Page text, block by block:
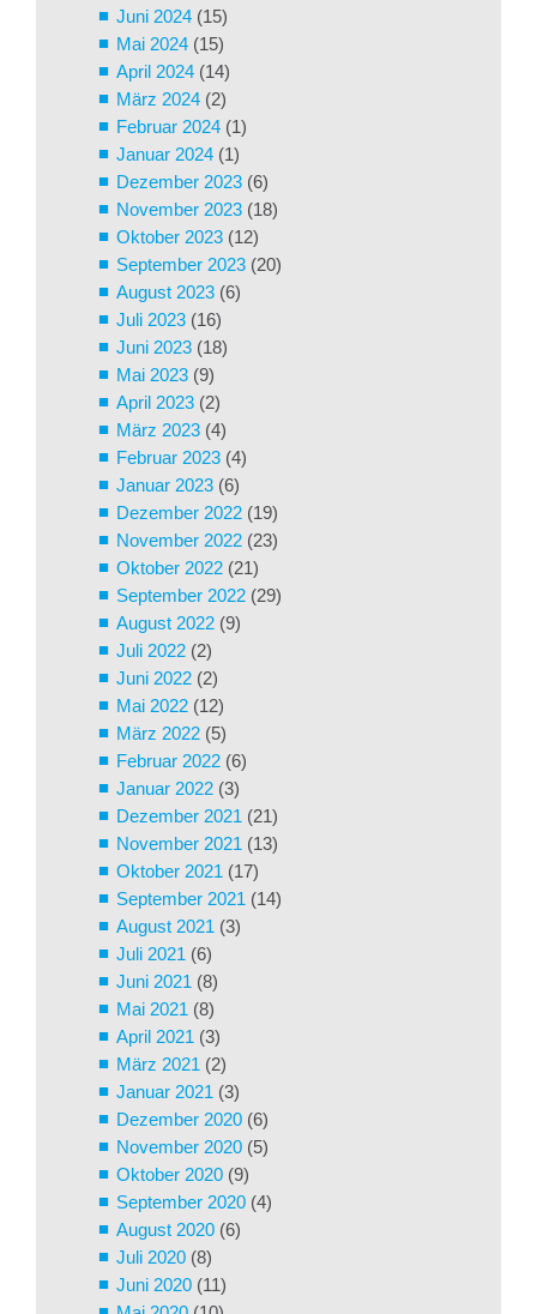
Juni 2024 (15)
Mai 2024 (15)
April 2024 (14)
März 2024 (2)
Februar 2024 (1)
Januar 2024 (1)
Dezember 2023 (6)
November 2023 (18)
Oktober 2023 (12)
September 2023 (20)
August 2023 (6)
Juli 2023 (16)
Juni 2023 (18)
Mai 2023 (9)
April 2023 (2)
März 2023 (4)
Februar 2023 (4)
Januar 2023 (6)
Dezember 2022 (19)
November 2022 (23)
Oktober 2022 (21)
September 2022 (29)
August 2022 (9)
Juli 2022 (2)
Juni 2022 (2)
Mai 2022 (12)
März 2022 (5)
Februar 2022 (6)
Januar 2022 (3)
Dezember 2021 (21)
November 2021 (13)
Oktober 2021 (17)
September 2021 (14)
August 2021 (3)
Juli 2021 (6)
Juni 2021 (8)
Mai 2021 (8)
April 2021 (3)
März 2021 (2)
Januar 2021 (3)
Dezember 2020 (6)
November 2020 (5)
Oktober 2020 (9)
September 2020 (4)
August 2020 (6)
Juli 2020 (8)
Juni 2020 (11)